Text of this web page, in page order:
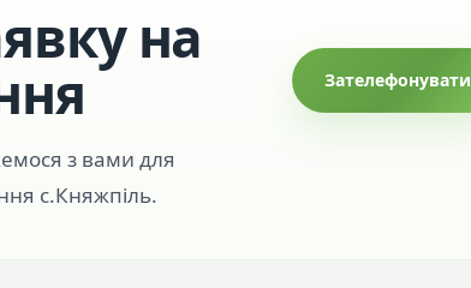
на
з вами для
с.Княжпіль.
Зателефонувати